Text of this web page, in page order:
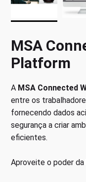
MSA
Platform
A MSA Connected
entre os
fornecendo dados
segurança a criar
eficientes.
Aproveite o poder da